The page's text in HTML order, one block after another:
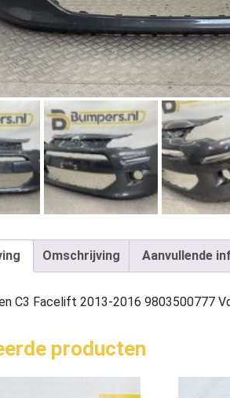
Omschrijving Aanvullende
C3 Facelift 2013-2016 9803500777
producten